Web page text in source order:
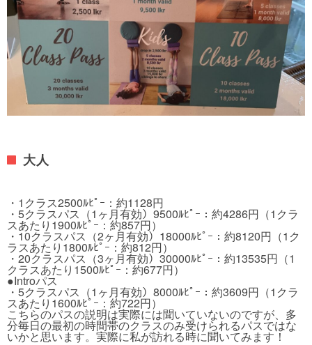
大人
・1クラス2500ﾙﾋﾟｰ：約1128円
・5クラスパス（1ヶ月有効）9500ﾙﾋﾟｰ：約4286円（1クラ
スあたり1900ﾙﾋﾟｰ：約857円）
・10クラスパス（2ヶ月有効）18000ﾙﾋﾟｰ：約8120円（1ク
ラスあたり1800ﾙﾋﾟｰ：約812円）
・20クラスパス（3ヶ月有効）30000ﾙﾋﾟｰ：約13535円（1
クラスあたり1500ﾙﾋﾟｰ：約677円）
●Introパス
・5クラスパス（1ヶ月有効）8000ﾙﾋﾟｰ：約3609円（1クラ
スあたり1600ﾙﾋﾟｰ：約722円）
こちらのパスの説明は実際には聞いていないのですが、多
分毎日の最初の時間帯のクラスのみ受けられるパスではな
いかと思います。実際に私が訪れる時に聞いてみます！